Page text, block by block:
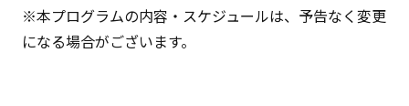
※本プログラムの内容・スケジュールは、予告なく変更
になる場合がございます。